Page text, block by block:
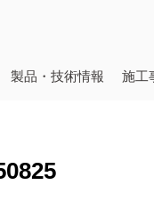
製品・技術情報 施工